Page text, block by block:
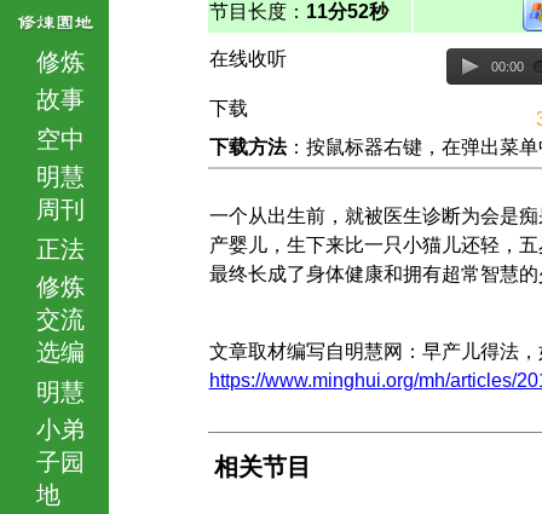
修炼
故事
空中
明慧
周刊
正法
修炼
交流
选编
明慧
小弟
子园
地
节目长度： 11分52秒
在线收听 00:00
下载
下载方法：按鼠标器右键，在弹出菜
一个从出生前，就被医生诊断为会是
产婴儿，生下来比一只小猫儿还轻，
最终长成了身体健康和拥有超常智慧
文章取材编写自明慧网：早产儿得法
https://www.minghui.org/mh/articles/
相关节目